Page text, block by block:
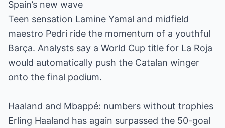
Spain’s new wave
Teen sensation Lamine Yamal and midfield
maestro Pedri ride the momentum of a youthful
Barça. Analysts say a World Cup title for La Roja
would automatically push the Catalan winger
onto the final podium.
Haaland and Mbappé: numbers without trophies
Erling Haaland has again surpassed the 50-goal